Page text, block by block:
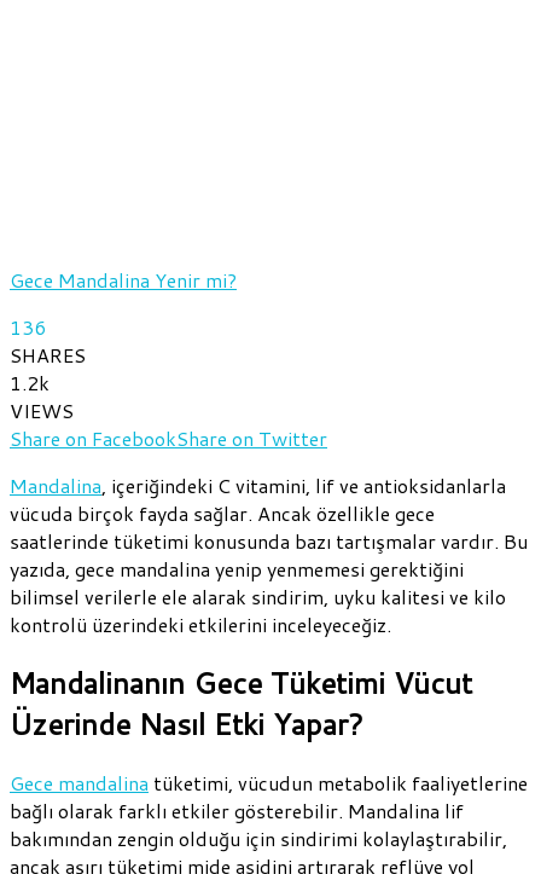
Gece Mandalina Yenir mi?
136
SHARES
1.2k
VIEWS
Share on FacebookShare on Twitter
Mandalina, içeriğindeki C vitamini, lif ve antioksidanlarla
vücuda birçok fayda sağlar. Ancak özellikle gece
saatlerinde tüketimi konusunda bazı tartışmalar vardır. Bu
yazıda, gece mandalina yenip yenmemesi gerektiğini
bilimsel verilerle ele alarak sindirim, uyku kalitesi ve kilo
kontrolü üzerindeki etkilerini inceleyeceğiz.
Mandalinanın Gece Tüketimi Vücut
Üzerinde Nasıl Etki Yapar?
Gece mandalina tüketimi, vücudun metabolik faaliyetlerine
bağlı olarak farklı etkiler gösterebilir. Mandalina lif
bakımından zengin olduğu için sindirimi kolaylaştırabilir,
ancak aşırı tüketimi mide asidini artırarak reflüye yol